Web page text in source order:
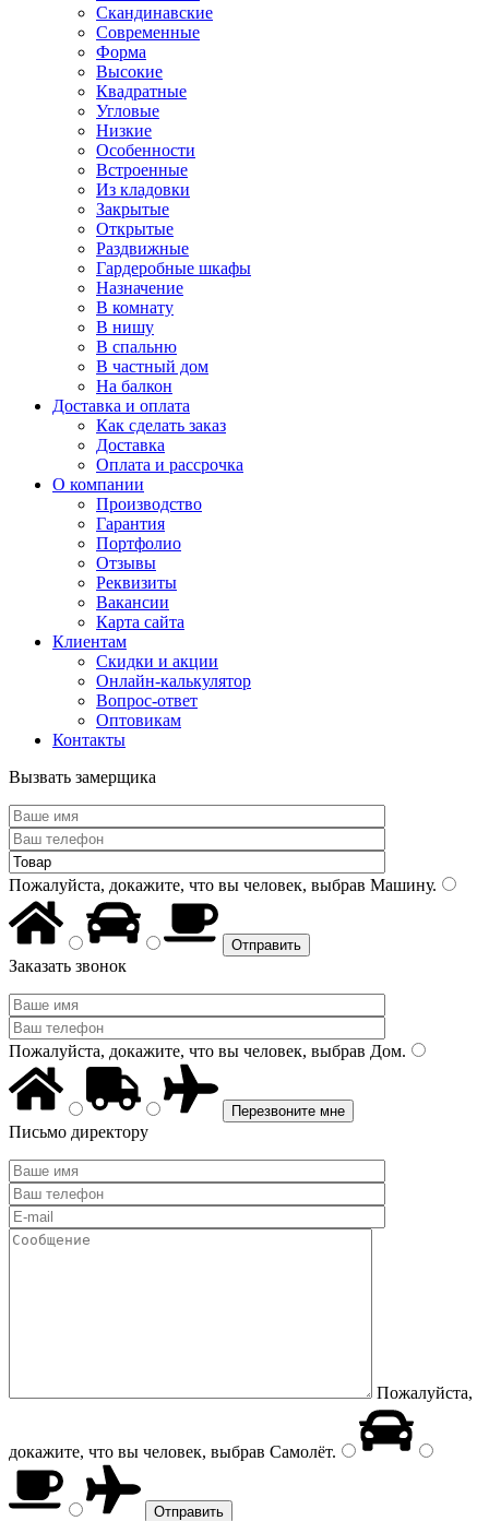
Скандинавские
Современные
Форма
Высокие
Квадратные
Угловые
Низкие
Особенности
Встроенные
Из кладовки
Закрытые
Открытые
Раздвижные
Гардеробные шкафы
Назначение
В комнату
В нишу
В спальню
В частный дом
На балкон
Доставка и оплата
Как сделать заказ
Доставка
Оплата и рассрочка
О компании
Производство
Гарантия
Портфолио
Отзывы
Реквизиты
Вакансии
Карта сайта
Клиентам
Скидки и акции
Онлайн-калькулятор
Вопрос-ответ
Оптовикам
Контакты
Вызвать замерщика
Пожалуйста, докажите, что вы человек, выбрав Машину.
Заказать звонок
Пожалуйста, докажите, что вы человек, выбрав Дом.
Письмо директору
Пожалуйста,
докажите, что вы человек, выбрав Самолёт.